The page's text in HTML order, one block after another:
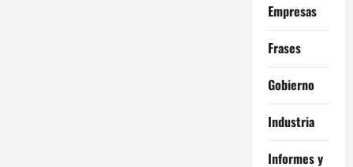
Empresas
Frases
Gobierno
Industria
Informes y